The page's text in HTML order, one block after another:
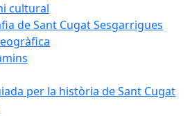
cultural
de Sant Cugat Sesgarrigues
per la història de Sant Cugat